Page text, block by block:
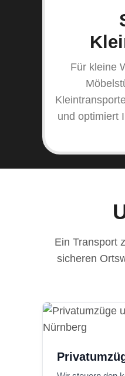
Für kleine
und optimiert
Ein Transport
sicheren